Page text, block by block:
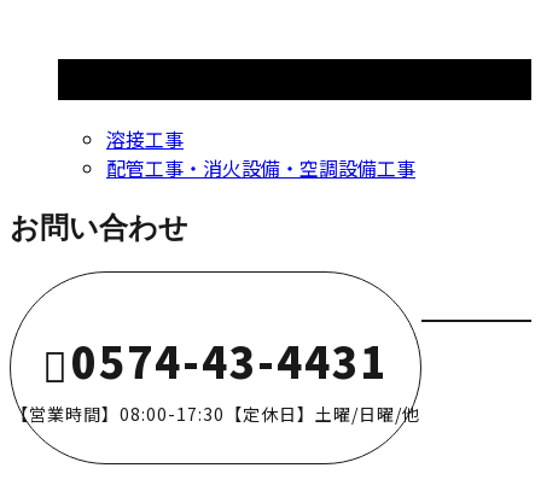
溶接工事
配管工事・消火設備・空調設備工事
お問い合わせ
0574-43-4431
【営業時間】08:00-17:30【定休日】土曜/日曜/他